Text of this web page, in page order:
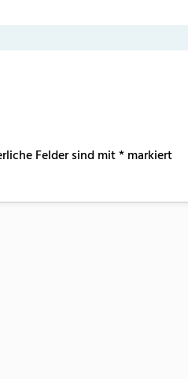
Felder sind mit*markiert